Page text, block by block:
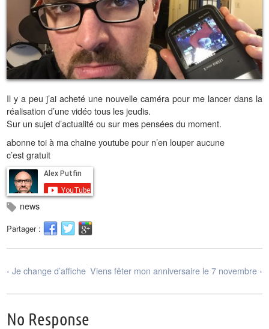
Il y a peu j’ai acheté une nouvelle caméra pour me lancer dans la
réalisation d’une vidéo tous les jeudis.
Sur un sujet d’actualité ou sur mes pensées du moment.
abonne toi à ma chaine youtube pour n’en louper aucune
c’est gratuit
news
Partager :
‹ Je change d’affiche Viens fêter mon anniversaire le 7 novembre ›
No Response